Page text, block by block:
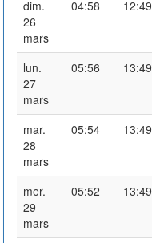
dim.
26
mars
04:58 12:49
lun.
27
mars
05:56 13:49
mar.
28
mars
05:54 13:49
mer.
29
mars
05:52 13:49